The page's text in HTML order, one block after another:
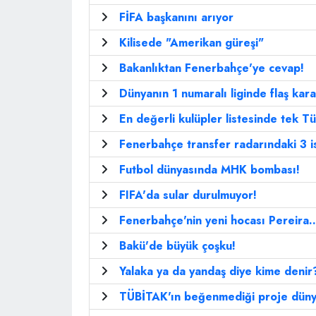
FİFA başkanını arıyor
Kilisede "Amerikan güreşi"
Bakanlıktan Fenerbahçe'ye cevap!
Dünyanın 1 numaralı liginde flaş
En değerli kulüpler listesinde tek
Fenerbahçe transfer radarındaki 3
Futbol dünyasında MHK bombası!
FIFA'da sular durulmuyor!
Fenerbahçe'nin yeni hocası Pereira..
Bakü'de büyük çoşku!
Yalaka ya da yandaş diye kime
TÜBİTAK'ın beğenmediği proje